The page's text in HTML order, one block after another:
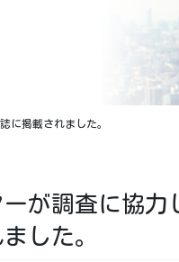
に掲載されました。
が調査に協
した。